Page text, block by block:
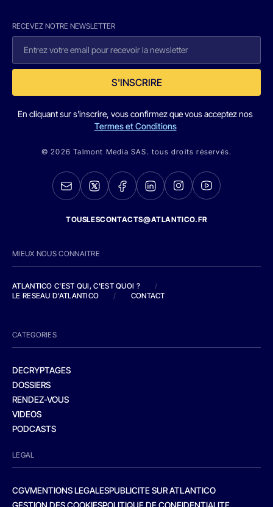
RECEVEZ NOTRE NEWSLETTER
S'INSCRIRE
En cliquant sur s'inscrire, vous confirmez que vous acceptez nos
Termes et Conditions
© 2026 Talmont Media SAS. tous droits réservés.
TOUSLESCONTACTS@ATLANTICO.FR
MIEUX NOUS CONNAITRE
ATLANTICO C'EST QUI, C'EST QUOI ?
/
LE RESEAU D'ATLANTICO
/ CONTACT
CATEGORIES
DECRYPTAGES
DOSSIERS
RENDEZ-VOUS
VIDEOS
PODCASTS
LEGAL
CGVMENTIONS LEGALESPUBLICITE SUR ATLANTICO
GESTION DES COOKIESPOLITIQUE DE CONFIDENTIALITE